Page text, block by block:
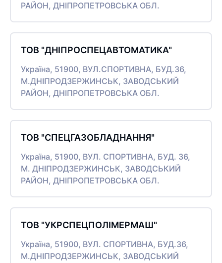
РАЙОН, ДНІПРОПЕТРОВСЬКА ОБЛ.
ТОВ "ДНІПРОСПЕЦАВТОМАТИКА"
Україна, 51900, ВУЛ.СПОРТИВНА, БУД.36,
М.ДНІПРОДЗЕРЖИНСЬК, ЗАВОДСЬКИЙ
РАЙОН, ДНІПРОПЕТРОВСЬКА ОБЛ.
ТОВ "СПЕЦГАЗОБЛАДНАННЯ"
Україна, 51900, ВУЛ. СПОРТИВНА, БУД. 36,
М. ДНІПРОДЗЕРЖИНСЬК, ЗАВОДСЬКИЙ
РАЙОН, ДНІПРОПЕТРОВСЬКА ОБЛ.
ТОВ "УКРСПЕЦПОЛІМЕРМАШ"
Україна, 51900, ВУЛ. СПОРТИВНА, БУД.36,
М.ДНІПРОДЗЕРЖИНСЬК, ЗАВОДСЬКИЙ